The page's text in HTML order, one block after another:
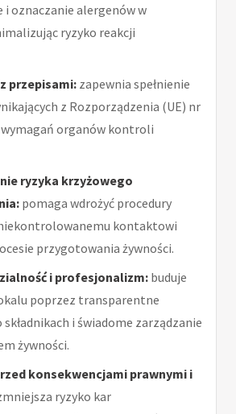
oznaczanie alergenów w
ryzyko reakcji
przepisami: zapewnia spełnienie
z Rozporządzenia (UE) nr
wymagań organów kontroli
ryzyka krzyżowego
pomaga wdrożyć procedury
kontaktowi
przygotowania żywności.
i profesjonalizm: buduje
poprzez transparentne
i świadome zarządzanie
żywności.
konsekwencjami prawnymi i
ryzyko kar